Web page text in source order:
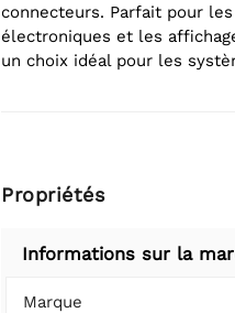
connecteurs. Parfait pour
électroniques et les
un choix idéal pour les
Propriétés
Informations sur la
Marque